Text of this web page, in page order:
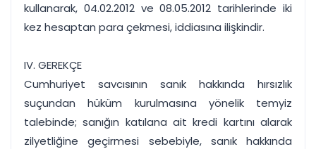
kullanarak, 04.02.2012 ve 08.05.2012 tarihlerinde iki
kez hesaptan para çekmesi, iddiasına ilişkindir.
IV. GEREKÇE
Cumhuriyet savcısının sanık hakkında hırsızlık
suçundan hüküm kurulmasına yönelik temyiz
talebinde; sanığın katılana ait kredi kartını alarak
zilyetliğine geçirmesi sebebiyle, sanık hakkında